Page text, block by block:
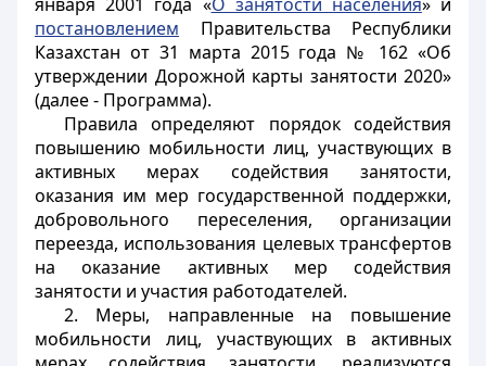
постановлением Правительства Республики
Казахстан от 31 марта 2015 года № 162 «Об
утверждении Дорожной карты занятости 2020»
(далее - Программа).
Правила определяют порядок содействия
повышению мобильности лиц, участвующих в
активных мерах содействия занятости,
оказания им мер государственной поддержки,
добровольного переселения, организации
переезда, использования целевых трансфертов
на оказание активных мер содействия
занятости и участия работодателей.
2. Меры, направленные на повышение
мобильности лиц, участвующих в активных